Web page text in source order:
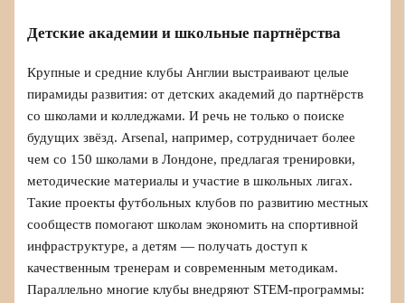
Детские академии и школьные партнёрства
Крупные и средние клубы Англии выстраивают целые
пирамиды развития: от детских академий до партнёрств
со школами и колледжами. И речь не только о поиске
будущих звёзд. Arsenal, например, сотрудничает более
чем со 150 школами в Лондоне, предлагая тренировки,
методические материалы и участие в школьных лигах.
Такие проекты футбольных клубов по развитию местных
сообществ помогают школам экономить на спортивной
инфраструктуре, а детям — получать доступ к
качественным тренерам и современным методикам.
Параллельно многие клубы внедряют STEM-программы: